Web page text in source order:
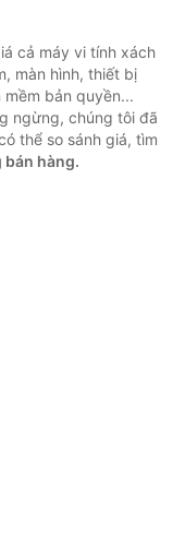
cả máy vi tính xách
màn hình, thiết bị
bản quyền...
ngừng, chúng tôi đã
thể so sánh giá, tìm
hàng.